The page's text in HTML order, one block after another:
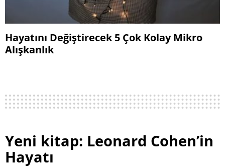
Hayatını Değiştirecek 5 Çok Kolay Mikro
Alışkanlık
Yeni kitap: Leonard Cohen’in
Hayatı